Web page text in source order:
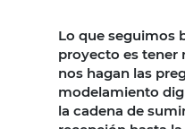
Lo que seguimos
proyecto es tener
nos hagan las
modelamiento
la cadena de